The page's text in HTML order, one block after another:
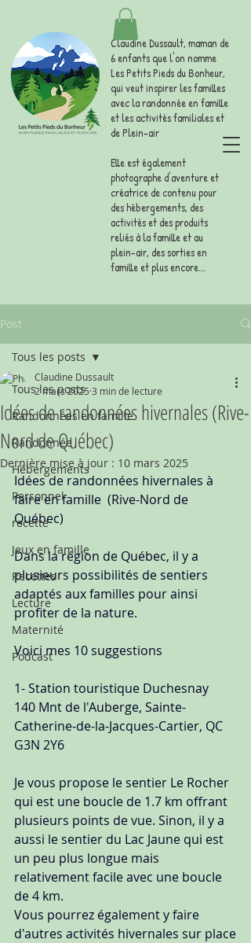
Claudine Dussault, maman de
6 enfants que l'on nomme
Les Petits Pieds du Bonheur,
qui veut inspirer les familles
avec la randonnée en famille
et les activités familiales et
de Plein-air
Elle est également
photographe d'aventure et
créatrice de contenu pour
des hébergements, des
activités et des produits
reliés à la famille et au
plein-air, des sorties en
famille et plus encore...
Post
Tous les posts
Randonnées en famille
Randonnée
Hébergements
Personnel
recette
Jeux en famille
Recettes
Lecture
Maternité
Podcast
Tous les posts
Idées de randonnées hivernales (Rive-
Nord de Québec)
Claudine Dussault
2 mars 2025 3 min de lecture
Dernière mise à jour : 10 mars 2025
Idées de randonnées hivernales à
faire en famille  (Rive-Nord de
Québec)
Dans la région de Québec, il y a
plusieurs possibilités de sentiers
adaptés aux familles pour ainsi
profiter de la nature.
Voici mes 10 suggestions
1- Station touristique Duchesnay
140 Mnt de l'Auberge, Sainte-
Catherine-de-la-Jacques-Cartier, QC
G3N 2Y6
Je vous propose le sentier Le Rocher
qui est une boucle de 1.7 km offrant
plusieurs points de vue. Sinon, il y a
aussi le sentier du Lac Jaune qui est
un peu plus longue mais
relativement facile avec une boucle
de 4 km.
Vous pourrez également y faire
d'autres activités hivernales sur place